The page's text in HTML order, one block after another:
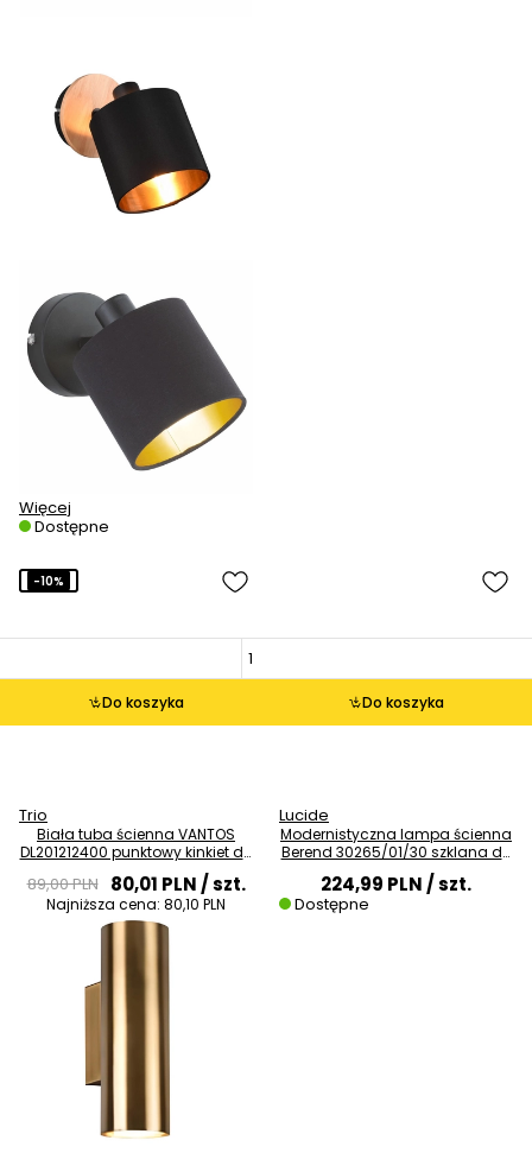
Więcej
Dostępne
Do koszyka
-10%
Trio
Biała tuba ścienna VANTOS
DL201212400 punktowy kinkiet do
89,00 PLN 80,01 PLN/ szt.
Najniższa cena: 80,10 PLN
Do koszyka
Lucide
Modernistyczna lampa ścienna
Berend 30265/01/30 szklana do
224,99 PLN/ szt.
Dostępne